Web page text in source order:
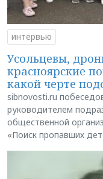
интервью
Усольцевы,
красноярские
какой черте
sibnovosti.ru
руководителем
общественной
«Поиск пропавших